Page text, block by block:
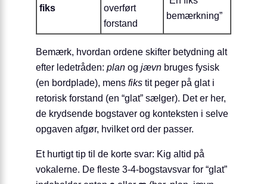
fiks
overført
forstand
bemærkning”
Bemærk, hvordan ordene skifter betydning alt
efter ledetråden: plan og jævn bruges fysisk
(en bordplade), mens fiks tit peger på glat i
retorisk forstand (en “glat” sælger). Det er her,
de krydsende bogstaver og konteksten i selve
opgaven afgør, hvilket ord der passer.
Et hurtigt tip til de korte svar: Kig altid på
vokalerne. De fleste 3-4-bogstavsvar for “glat”